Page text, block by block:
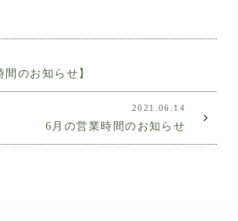
間のお知らせ】
2021.06.14
6月の営業時間のお知らせ